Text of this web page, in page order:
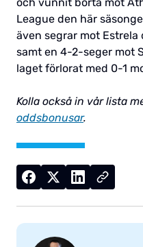
League den här
även segrar mot Estrela
samt en 4-2-seger mot
laget förlorat med 0-1
Kolla också in vår lista
oddsbonusar.